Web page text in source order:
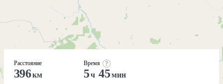
Расстояние
396км
Время
5 ч 45мин